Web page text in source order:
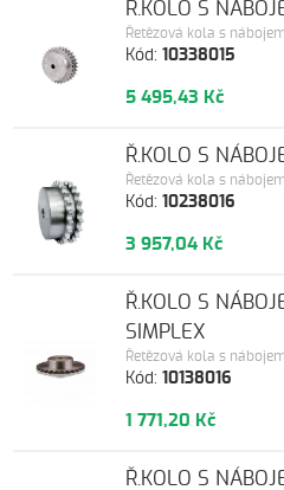
Kód:10338015
Řetězová kola s
Ř.KOLO S
5 495,43 Kč
Kód:10238016
Řetězová kola s
Ř.KOLO S
3 957,04 Kč
Kód:10138016
Řetězová kola s
Ř.KOLO S
SIMPLEX
1 771,20 Kč
Ř.KOLO S